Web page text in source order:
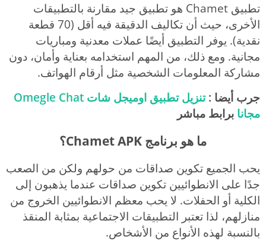
تطبيق Chamet هو تطبيق جيد مقارنة بالتطبيقات
الأخرى، حيث أن تكاليف الدقيقة فيه أقل (70 قطعة
نقدية). يوفر التطبيق أيضًا عملات معدنية ومباريات
مجانية. ومع ذلك، من المهم استخدامه بعناية وأمان، دون
مشاركة المعلومات الشخصية مثل أرقام الهواتف.
جرب أيضا :
تنزيل تطبيق اوميجل شات Omegle Chat
مجانا برابط مباشر
ما هو برنامج Chamet APK؟
يحب الجميع تكوين صداقات من حولهم ولكن من الصعب
جدًا على الانطوائيين تكوين صداقات عندما يذهبون إلى
الكلية أو الحفلات. لا يحب معظم الانطوائيين الخروج من
منازلهم، لذا تعتبر التطبيقات الاجتماعية بمثابة المنقذ
بالنسبة لهذه الأنواع من الأشخاص.